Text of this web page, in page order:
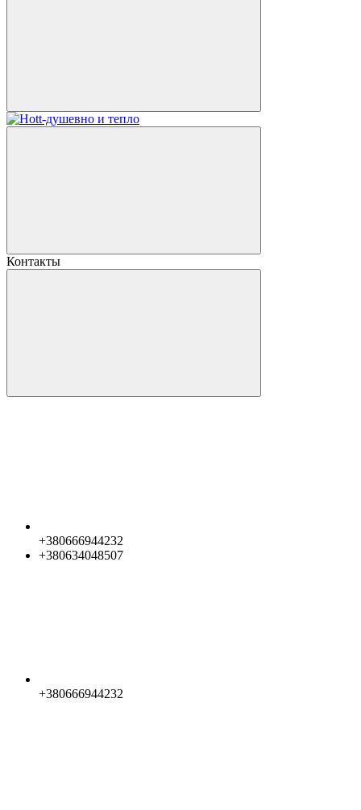
Контакты
+380666944232
+380634048507
+380666944232